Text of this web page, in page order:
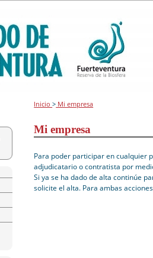
Inicio> Mi empresa
Mi empresa
Para poder participar en cualquier
adjudicatario o contratista por
Si ya se ha dado de alta continúe
solicite el alta. Para ambas